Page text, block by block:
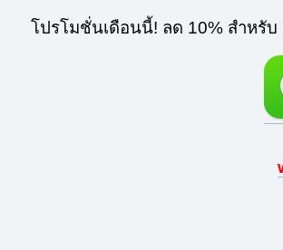
โปรโมชั่นเดือนนี้! ลด 10% สำหรับ